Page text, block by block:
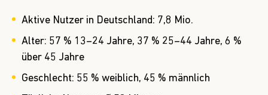
Aktive Nutzer in Deutschland: 7,8 Mio.
Alter: 57 % 13–24 Jahre, 37 % 25–44 Jahre, 6 %
über 45 Jahre
Geschlecht: 55 % weiblich, 45 % männlich